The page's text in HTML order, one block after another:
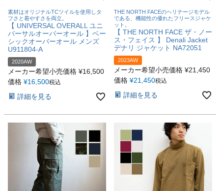
素材はオリジナルTCツイルを使用しタ
フさと着やすさを両立。
【 UNIVERSAL OVERALL ユニ
バーサルオーバーオール 】ベー
シックオーバーオール メンズ
U911804-A
2020AW
メーカー希望小売価格 ¥16,500
価格 ¥16,500税込
詳細を見る
THE NORTH FACEのヘリテージモデル
である、機能性の優れたフリースジャケ
ット。
【 THE NORTH FACE ザ・ノー
ス・フェイス 】 Denali Jacket
デナリ ジャケット NA72051
2023AW
メーカー希望小売価格 ¥21,450
価格 ¥21,450税込
詳細を見る